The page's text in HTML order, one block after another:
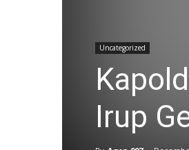
Uncategorized
Irup